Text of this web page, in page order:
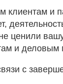
и
ценили
и деловым
с